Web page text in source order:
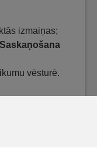
izmaiņas;
Saskaņošana
vēsturē.